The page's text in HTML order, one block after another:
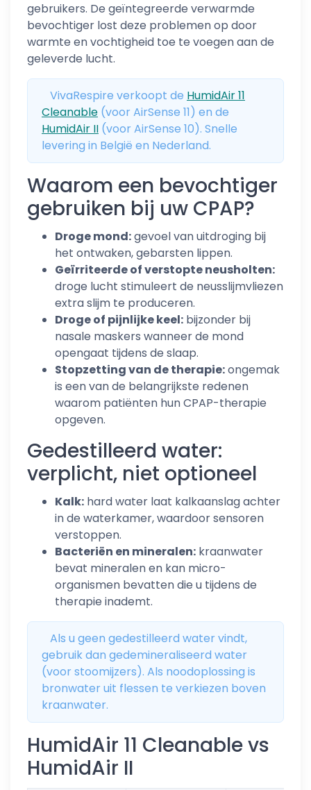
gebruikers. De geïntegreerde verwarmde
bevochtiger lost deze problemen op door
warmte en vochtigheid toe te voegen aan de
geleverde lucht.
VivaRespire verkoopt de HumidAir 11
Cleanable (voor AirSense 11) en de
HumidAir II (voor AirSense 10). Snelle
levering in België en Nederland.
Waarom een bevochtiger
gebruiken bij uw CPAP?
Droge mond:gevoel van uitdroging bij
het ontwaken, gebarsten lippen.
Geïrriteerde of verstopte neusholten:
droge lucht stimuleert de neusslijmvliezen
extra slijm te produceren.
Droge of pijnlijke keel: bijzonder bij
nasale maskers wanneer de mond
opengaat tijdens de slaap.
Stopzetting van de therapie:ongemak
is een van de belangrijkste redenen
waarom patiënten hun CPAP-therapie
opgeven.
Gedestilleerd water:
verplicht, niet optioneel
Kalk: hard water laat kalkaanslag achter
in de waterkamer, waardoor sensoren
verstoppen.
Bacteriën en mineralen: kraanwater
bevat mineralen en kan micro-
organismen bevatten die u tijdens de
therapie inademt.
Als u geen gedestilleerd water vindt,
gebruik dan gedemineraliseerd water
(voor stoomijzers). Als noodoplossing is
bronwater uit flessen te verkiezen boven
kraanwater.
HumidAir 11 Cleanable vs
HumidAir II